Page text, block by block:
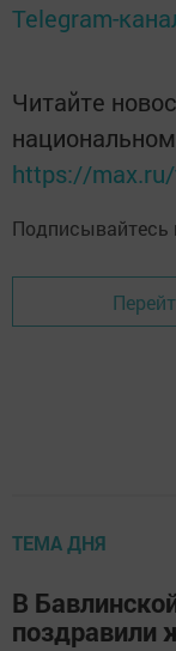
Telegram-
Читайте
https://
Подписывайтесь
ТЕМА ДНЯ
В
поздравили